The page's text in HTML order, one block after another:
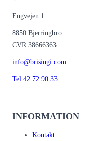
Engvejen 1
8850 Bjerringbro
CVR 38666363
info@brisingi.com
Tel 42 72 90 33
INFORMATION
Kontakt